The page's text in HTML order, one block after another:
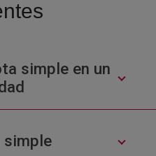
simple en un
simple